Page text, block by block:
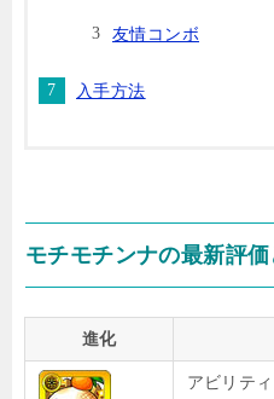
友情コンボ
入手方法
モチモチンナの最新評
進化
アビリテ